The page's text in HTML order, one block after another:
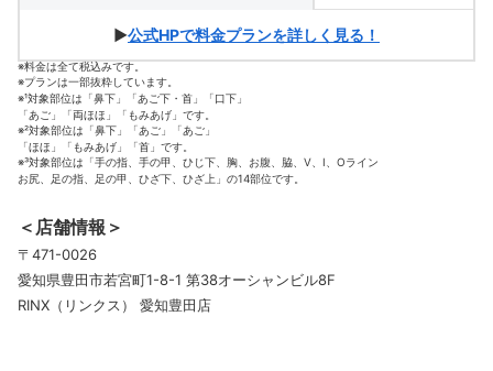
▶公式HPで料金プランを詳しく見る！
※料金は全て税込みです。
※プランは一部抜粋しています。
※¹対象部位は「鼻下」「あご下・首」「口下」
「あご」「両ほほ」「もみあげ」です。
※²対象部位は「鼻下」「あご」「あご」
「ほほ」「もみあげ」「首」です。
※³対象部位は「手の指、手の甲、ひじ下、胸、お腹、脇、V、I、Oライン
お尻、足の指、足の甲、ひざ下、ひざ上」の14部位です。
＜店舗情報＞
〒471-0026
愛知県豊田市若宮町1-8-1 第38オーシャンビル8F
RINX（リンクス） 愛知豊田店